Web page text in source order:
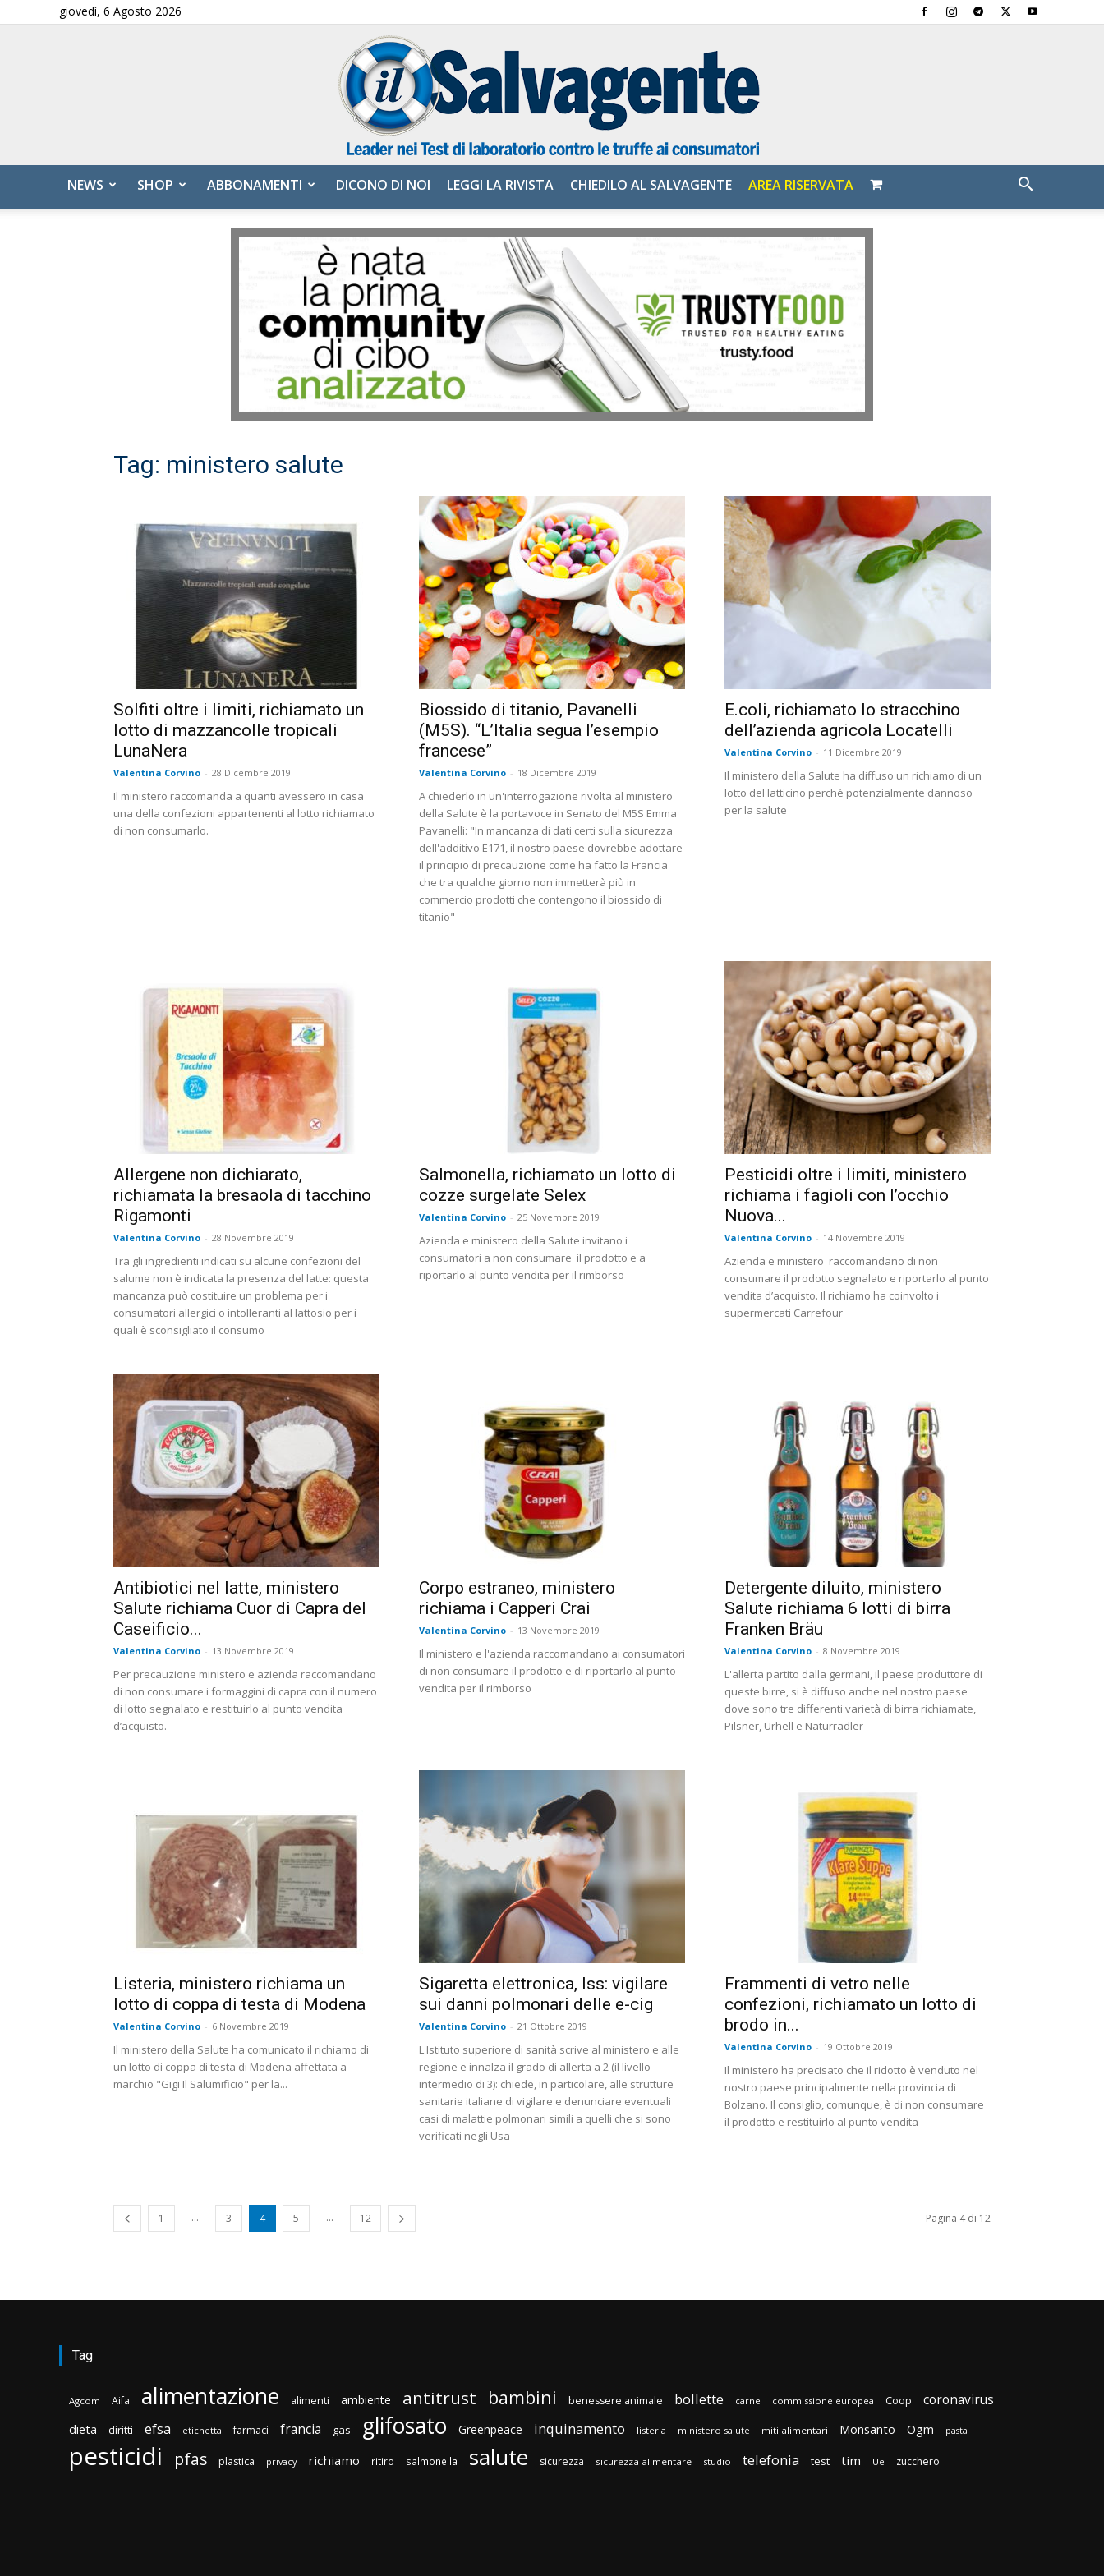
giovedì, 6 Agosto 2026
Salvagente
NEWS SHOP ABBONAMENTI DICONO DI NOI LEGGI LA RIVISTA CHIEDILO AL SALVAGENTE AREA RISERVATA
Tag: ministero salute
Solfiti oltre i limiti, richiamato un
lotto di mazzancolle tropicali
LunaNera
Valentina Corvino - 28 Dicembre 2019
Il ministero raccomanda a quanti avessero in casa
una della confezioni appartenenti al lotto richiamato
di non consumarlo.
Biossido di titanio, Pavanelli
(M5S). “L’Italia segua l’esempio
francese”
Valentina Corvino - 18 Dicembre 2019
A chiederlo in un'interrogazione rivolta al ministero
della Salute è la portavoce in Senato del M5S Emma
Pavanelli: "In mancanza di dati certi sulla sicurezza
dell'additivo E171, il nostro paese dovrebbe adottare
il principio di precauzione come ha fatto la Francia
che tra qualche giorno non immetterà più in
commercio prodotti che contengono il biossido di
titanio"
E.coli, richiamato lo stracchino
dell’azienda agricola Locatelli
Valentina Corvino - 11 Dicembre 2019
Il ministero della Salute ha diffuso un richiamo di un
lotto del latticino perché potenzialmente dannoso
per la salute
Allergene non dichiarato,
richiamata la bresaola di tacchino
Rigamonti
Valentina Corvino - 28 Novembre 2019
Tra gli ingredienti indicati su alcune confezioni del
salume non è indicata la presenza del latte: questa
mancanza può costituire un problema per i
consumatori allergici o intolleranti al lattosio per i
quali è sconsigliato il consumo
Salmonella, richiamato un lotto di
cozze surgelate Selex
Valentina Corvino - 25 Novembre 2019
Azienda e ministero della Salute invitano i
consumatori a non consumare il prodotto e a
riportarlo al punto vendita per il rimborso
Pesticidi oltre i limiti, ministero
richiama i fagioli con l’occhio
Nuova...
Valentina Corvino - 14 Novembre 2019
Azienda e ministero raccomandano di non
consumare il prodotto segnalato e riportarlo al punto
vendita d’acquisto. Il richiamo ha coinvolto i
supermercati Carrefour
Antibiotici nel latte, ministero
Salute richiama Cuor di Capra del
Caseificio...
Valentina Corvino - 13 Novembre 2019
Per precauzione ministero e azienda raccomandano
di non consumare i formaggini di capra con il numero
di lotto segnalato e restituirlo al punto vendita
d’acquisto.
Corpo estraneo, ministero
richiama i Capperi Crai
Valentina Corvino - 13 Novembre 2019
Il ministero e l'azienda raccomandano ai consumatori
di non consumare il prodotto e di riportarlo al punto
vendita per il rimborso
Detergente diluito, ministero
Salute richiama 6 lotti di birra
Franken Bräu
Valentina Corvino - 8 Novembre 2019
L'allerta partito dalla germani, il paese produttore di
queste birre, si è diffuso anche nel nostro paese
dove sono tre differenti varietà di birra richiamate,
Pilsner, Urhell e Naturradler
Listeria, ministero richiama un
lotto di coppa di testa di Modena
Valentina Corvino - 6 Novembre 2019
Il ministero della Salute ha comunicato il richiamo di
un lotto di coppa di testa di Modena affettata a
marchio "Gigi Il Salumificio" per la...
Sigaretta elettronica, Iss: vigilare
sui danni polmonari delle e-cig
Valentina Corvino - 21 Ottobre 2019
L'Istituto superiore di sanità scrive al ministero e alle
regione e innalza il grado di allerta a 2 (il livello
intermedio di 3): chiede, in particolare, alle strutture
sanitarie italiane di vigilare e denunciare eventuali
casi di malattie polmonari simili a quelli che si sono
verificati negli Usa
Frammenti di vetro nelle
confezioni, richiamato un lotto di
brodo in...
Valentina Corvino - 19 Ottobre 2019
Il ministero ha precisato che il ridotto è venduto nel
nostro paese principalmente nella provincia di
Bolzano. Il consiglio, comunque, è di non consumare
il prodotto e restituirlo al punto vendita
1 ... 3 4 5 ... 12 Pagina 4 di 12
Tag
Agcom Aifa alimentazione alimenti ambiente antitrust bambini benessere animale bollette carne commissione europea Coop coronavirus
dieta diritti efsa etichetta farmaci francia gas glifosato Greenpeace inquinamento listeria ministero salute miti alimentari Monsanto Ogm pasta
pesticidi pfas plastica privacy richiamo ritiro salmonella salute sicurezza sicurezza alimentare studio telefonia test tim Ue zucchero